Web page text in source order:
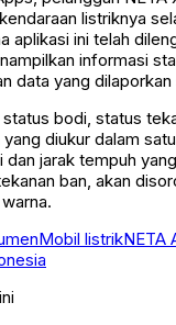
listriknya
aplikasi ini telah
informasi
data yang
bodi, status
diukur dalam
jarak tempuh
ban, akan
Mobil listrikNETA